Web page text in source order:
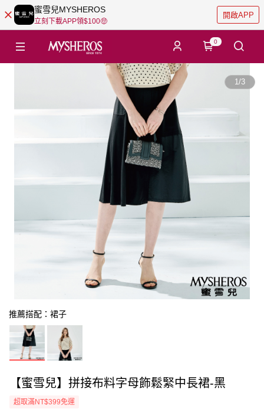
蜜雪兒MYSHEROS
立刻下載APP領$100🤑
開啟APP
0
1/3
推薦搭配：裙子
【蜜雪兒】拼接布料字母飾鬆緊中長裙-黑
超取滿NT$399免運